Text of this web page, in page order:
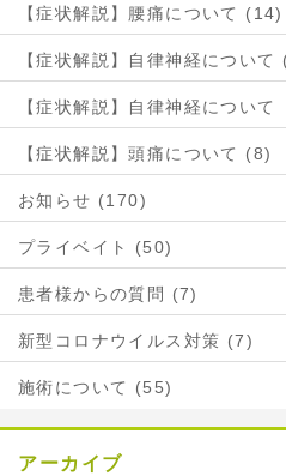
【症状解説】腰痛について (14)
【症状解説】自律神経について
【症状解説】自律神経につい
【症状解説】頭痛について (8)
お知らせ (170)
プライベイト (50)
患者様からの質問 (7)
新型コロナウイルス対策 (7)
施術について (55)
アーカイブ